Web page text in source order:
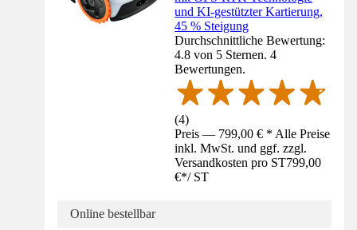
und KI-gestützter Kartierung,
45 % Steigung
Durchschnittliche Bewertung:
4.8 von 5 Sternen. 4
Bewertungen.
(4)
Preis — 799,00 € * Alle Preise
inkl. MwSt. und ggf. zzgl.
Versandkosten pro ST799,00
€*/ ST
Online bestellbar